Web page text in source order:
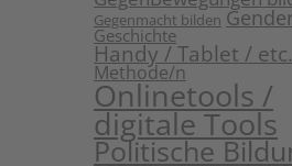
Gegenmacht bilden
Geschichte
Handy / Tablet /
Methode/n
Onlinetools /
digitale Tools
Politische